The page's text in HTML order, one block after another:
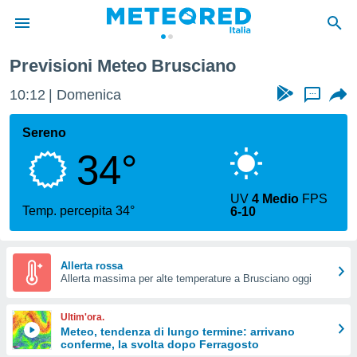
di
per
le
di
Web
le
Previsioni Meteo Brusciano
10:12 Domenica ...
Sereno
34°
Temp. percepita 34°
UV4 Medio FPS
6-10
Allerta rossa
Allerta massima per alte temperature a Brusciano oggi
Ultim'ora.
Meteo, tendenza di lungo termine: arrivano
conferme, la svolta dopo Ferragosto